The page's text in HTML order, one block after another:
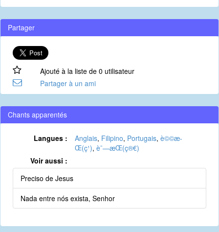
Partager
Ajouté à la liste de 0 utilisateur
Partager à un ami
Chants apparentés
Langues : Anglais, Filipino, Portugais, è©©æ­
Œ(ç¹), è¯—æ­Œ(ç®€)
Voir aussi :
Preciso de Jesus
Nada entre nós exista, Senhor